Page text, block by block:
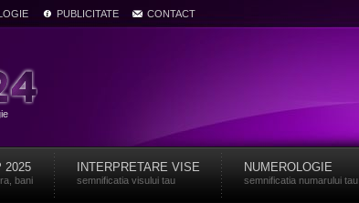
PUBLICITATE CONTACT
2025
bani
INTERPRETARE VISE
semnificatia visului tau
NUMEROLOGIE
semnificatia numarului tau